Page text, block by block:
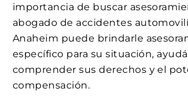
importancia de buscar
abogado de accidentes
Anaheim puede brindarle
específico para su situación,
comprender sus derechos y el
compensación.